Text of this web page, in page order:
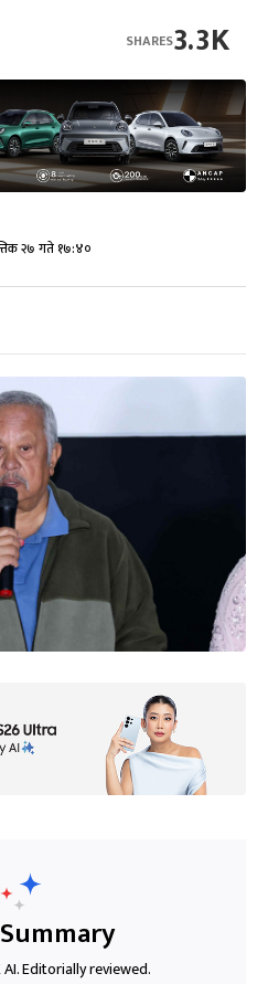
3.3K
SHARES
२७ गते १७:४०
Editorially reviewed.